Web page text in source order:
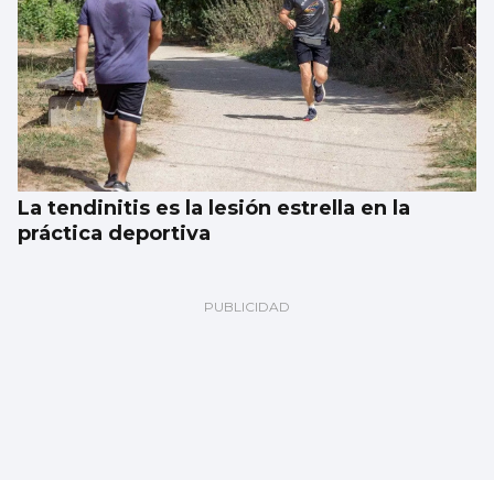
La tendinitis es la lesión estrella en la
práctica deportiva